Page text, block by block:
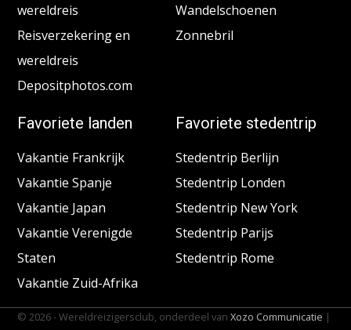
wereldreis
Reisverzekering en
wereldreis
Depositphotos.com
Wandelschoenen
Zonnebril
Favoriete landen
Vakantie Frankrijk
Vakantie Spanje
Vakantie Japan
Vakantie Verenigde
Staten
Vakantie Zuid-Afrika
Favoriete stedentrip
Stedentrip Berlijn
Stedentrip Londen
Stedentrip New York
Stedentrip Parijs
Stedentrip Rome
© 2026 - Wereldreizigersclub, onderdeel vanXozo Communicatie |